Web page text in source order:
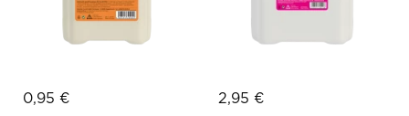
0,95 € 2,95 €